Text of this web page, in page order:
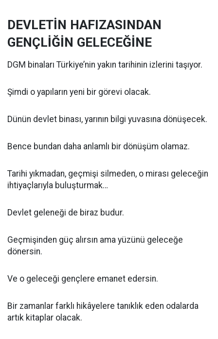
DEVLETİN HAFIZASINDAN
GENÇLİĞİN GELECEĞİNE
DGM binaları Türkiye’nin yakın tarihinin izlerini taşıyor.
Şimdi o yapıların yeni bir görevi olacak.
Dünün devlet binası, yarının bilgi yuvasına dönüşecek.
Bence bundan daha anlamlı bir dönüşüm olamaz.
Tarihi yıkmadan, geçmişi silmeden, o mirası geleceğin
ihtiyaçlarıyla buluşturmak…
Devlet geleneği de biraz budur.
Geçmişinden güç alırsın ama yüzünü geleceğe
dönersin.
Ve o geleceği gençlere emanet edersin.
Bir zamanlar farklı hikâyelere tanıklık eden odalarda
artık kitaplar olacak.